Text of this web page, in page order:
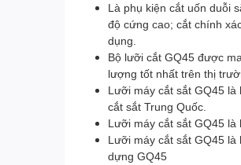
Là phụ kiện cắt uốn duỗi
độ cứng cao; cắt chính
dụng.
Bộ lưỡi cắt GQ45 được
lượng tốt nhất trên thị
Lưỡi máy cắt sắt GQ45
cắt sắt Trung Quốc.
Lưỡi máy cắt sắt GQ45
Lưỡi máy cắt sắt GQ45
dựng GQ45